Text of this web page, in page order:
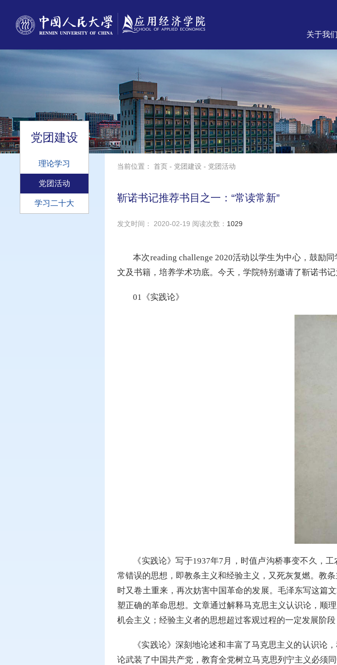
关于我们
党团建设
理论学习
党团活动
学习二十大
当前位置：首页 - 党团建设 - 党团活动
靳诺书记推荐书目之一：“常读常新”
发文时间： 2020-02-19 阅读次数： 1029
本次reading challenge 2020活动以学生为中心，鼓励
文及书籍，培养学术功底。今天，学院特别邀请了靳诺书
01《实践论》
《实践论》写于1937年7月，时值卢沟桥事变不久，
常错误的思想，即教条主义和经验主义，又死灰复燃。教
时又卷土重来，再次妨害中国革命的发展。毛泽东写这篇
塑正确的革命思想。文章通过解释马克思主义认识论，顺
机会主义；经验主义者的思想超过客观过程的一定发展阶
《实践论》深刻地论述和丰富了马克思主义的认识论
论武装了中国共产党，教育全党树立马克思列宁主义必须